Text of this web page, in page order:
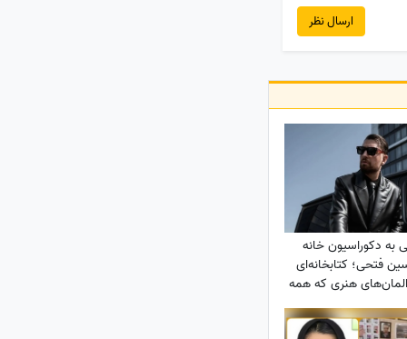
ارسال نظر
به دکوراسیون خانه
فتحی؛ کتابخانه‌ای
هنری که همه
کرد/ بیخود نیست
آقازاده سینمای ایران